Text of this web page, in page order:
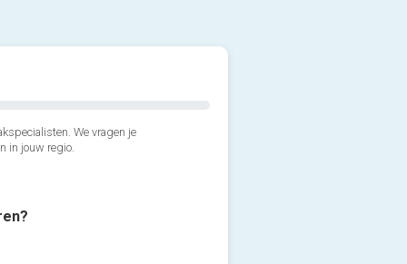
We vragen je
in jouw regio.